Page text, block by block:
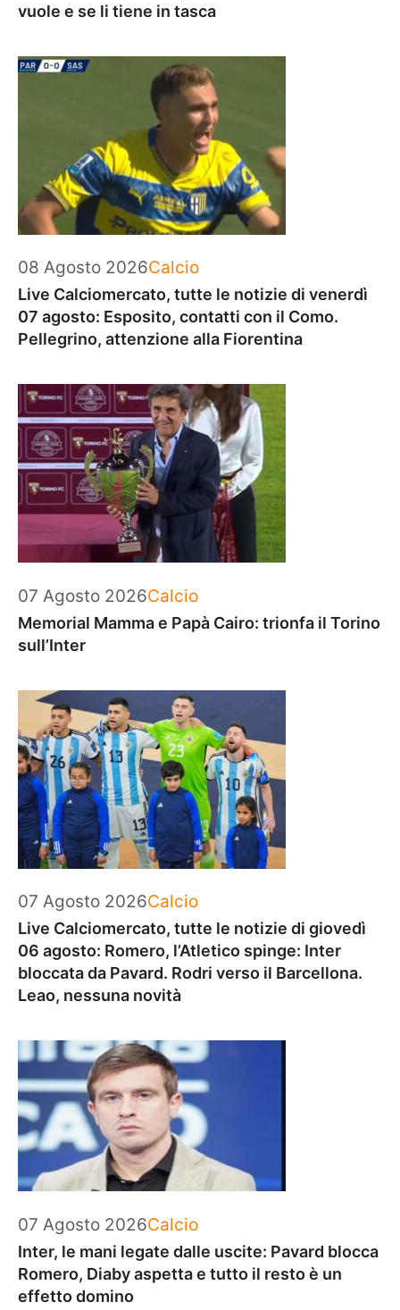
vuole e se li tiene in tasca
08 Agosto 2026Categorie
Calcio
Live Calciomercato, tutte le notizie di venerdì
07 agosto: Esposito, contatti con il Como.
Pellegrino, attenzione alla Fiorentina
07 Agosto 2026Categorie
Calcio
Memorial Mamma e Papà Cairo: trionfa il Torino
sull’Inter
07 Agosto 2026Categorie
Calcio
Live Calciomercato, tutte le notizie di giovedì
06 agosto: Romero, l’Atletico spinge: Inter
bloccata da Pavard. Rodri verso il Barcellona.
Leao, nessuna novità
07 Agosto 2026Categorie
Calcio
Inter, le mani legate dalle uscite: Pavard blocca
Romero, Diaby aspetta e tutto il resto è un
effetto domino